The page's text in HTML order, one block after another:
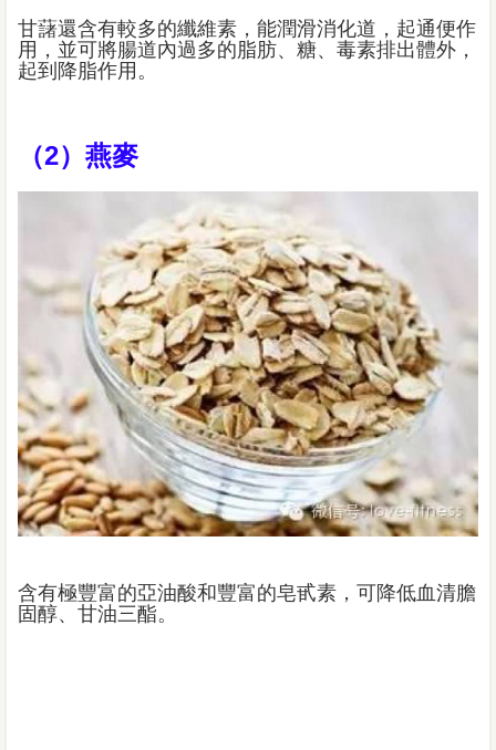
甘藷還含有較多的纖維素，能潤滑消化道，起通便作
用，並可將腸道內過多的脂肪、糖、毒素排出體外，
起到降脂作用。
（2）燕麥
含有極豐富的亞油酸和豐富的皂甙素，可降低血清膽
固醇、甘油三酯。